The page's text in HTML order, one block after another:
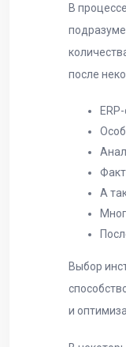
В
после
А
Выбор
и